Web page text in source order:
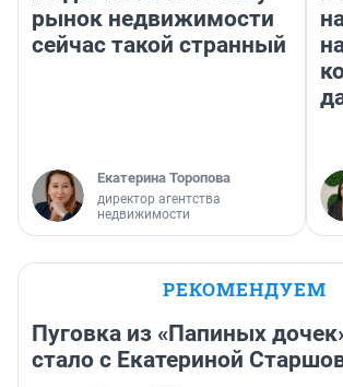
рынок недвижимости
сейчас такой странный
Екатерина Торопова
директор агентства
недвижимости
РЕКОМЕНДУЕМ
Пуговка из «Папиных
стало с Екатериной